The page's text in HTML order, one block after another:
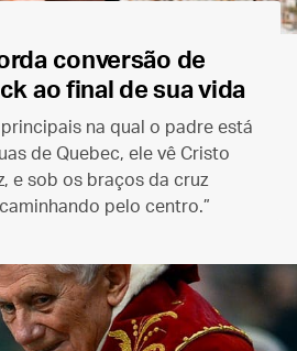
conversão de
ao final de sua vida
principais na qual o padre está
de Quebec, ele vê Cristo
e sob os braços da cruz
pelo centro.”